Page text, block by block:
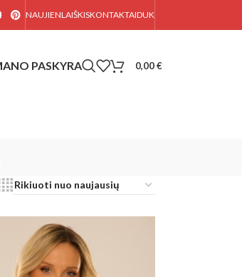
NAUJIENLAIŠKISKONTAKTAIDUK
0,00€